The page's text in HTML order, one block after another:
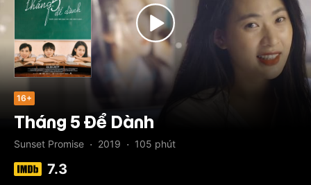
16+
Tháng 5 Để Dành
Sunset Promise · 2019 · 105 phút
7.3